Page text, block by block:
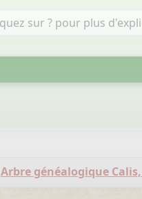
Arbre généalogique